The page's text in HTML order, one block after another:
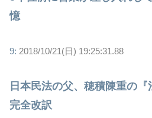
憶
9: 2018/10/21(日) 19:25:31.88
日本民法の父、穂積陳重の
完全改訳